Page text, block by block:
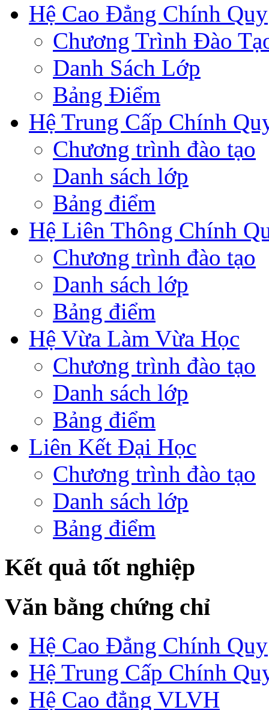
Hệ Cao Đẳng Chính Quy
Chương Trình Đào
Danh Sách Lớp
Bảng Điểm
Hệ Trung Cấp Chính
Chương trình đào tạo
Danh sách lớp
Bảng điểm
Hệ Liên Thông Chính
Chương trình đào tạo
Danh sách lớp
Bảng điểm
Hệ Vừa Làm Vừa Học
Chương trình đào tạo
Danh sách lớp
Bảng điểm
Liên Kết Đại Học
Chương trình đào tạo
Danh sách lớp
Bảng điểm
Kết quả tốt nghiệp
Văn bằng chứng chỉ
Hệ Cao Đẳng Chính Quy
Hệ Trung Cấp Chính
Hệ Cao đẳng VLVH